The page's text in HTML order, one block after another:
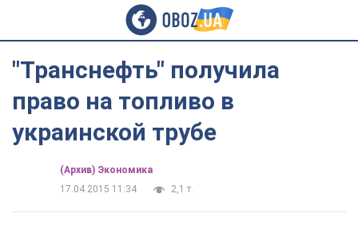
"Транснефть" получила
право на топливо в
украинской трубе
(Архив) Экономика
17.04.2015 11:34
2,1 т.